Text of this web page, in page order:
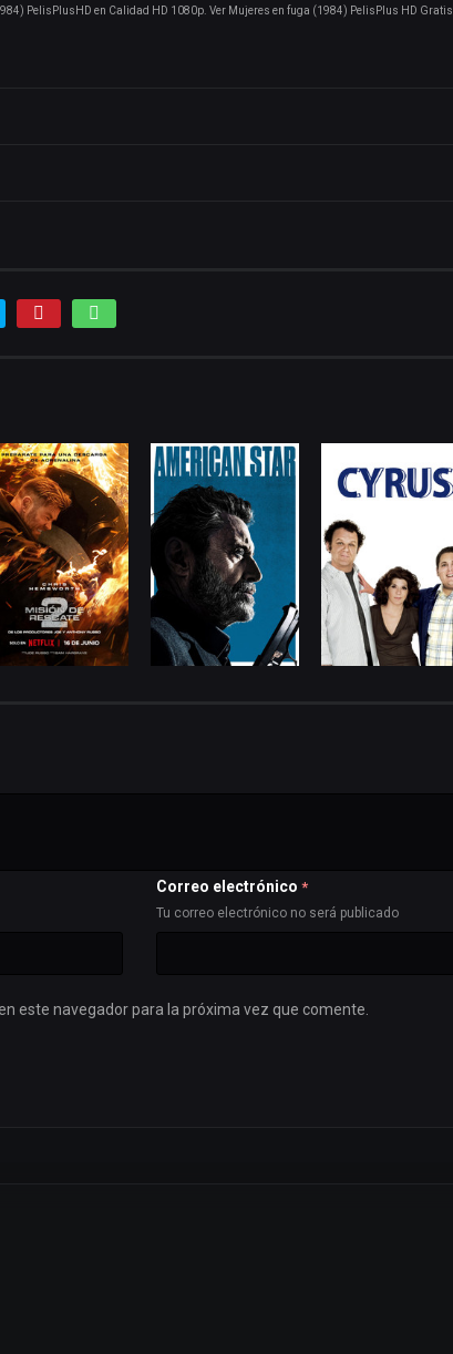
PelisPlusHD en Calidad HD 1080p. Ver Mujeres en fuga (1984) PelisPlus HD Gratis
Correo electrónico *
Tu correo electrónico no será publicado
este navegador para la próxima vez que comente.